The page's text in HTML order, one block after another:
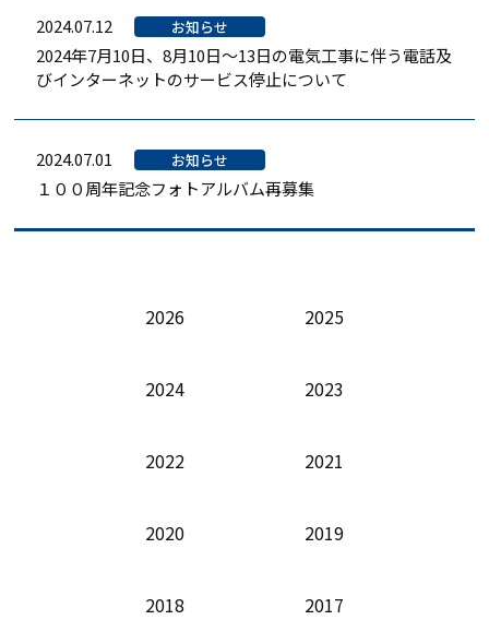
2024.07.12 お知らせ
2024年7月10日、8月10日～13日の電気工事に伴う電話及
びインターネットのサービス停止について
2024.07.01 お知らせ
１００周年記念フォトアルバム再募集
2026 2025
2024 2023
2022 2021
2020 2019
2018 2017